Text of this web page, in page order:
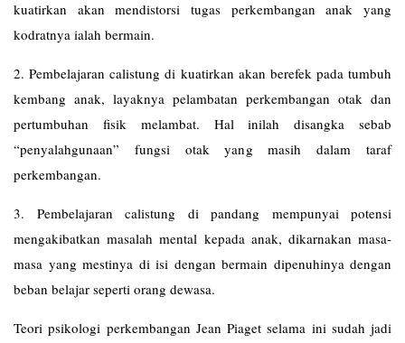
kuatirkan akan mendistorsi tugas perkembangan anak yang
kodratnya ialah bermain.
2. Pembelajaran calistung di kuatirkan akan berefek pada tumbuh
kembang anak, layaknya pelambatan perkembangan otak dan
pertumbuhan fisik melambat. Hal inilah disangka sebab
“penyalahgunaan” fungsi otak yang masih dalam taraf
perkembangan.
3. Pembelajaran calistung di pandang mempunyai potensi
mengakibatkan masalah mental kepada anak, dikarnakan masa-
masa yang mestinya di isi dengan bermain dipenuhinya dengan
beban belajar seperti orang dewasa.
Teori psikologi perkembangan Jean Piaget selama ini sudah jadi